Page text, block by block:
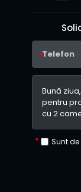
Telefon
Sunt